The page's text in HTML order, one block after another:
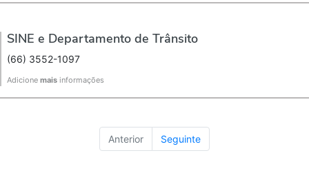
SINE e Departamento de Trânsito
(66) 3552-1097
Adicione mais informações
Anterior Seguinte